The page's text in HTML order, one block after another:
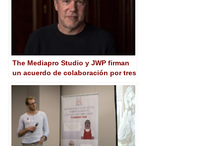
The Mediapro Studio y JWP firman
un acuerdo de colaboración por tres